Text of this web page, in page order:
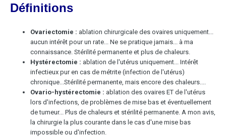
Définitions
Ovariectomie : ablation chirurgicale des ovaires uniquement...
aucun intérêt pour un rate... Ne se pratique jamais... à ma
connaissance. Stérilité permanente et plus de chaleurs.
Hystérectomie : ablation de l'utérus uniquement... Intérêt
infectieux pur en cas de métrite (infection de l'utérus)
chronique...Stérilité permanente, mais encore des chaleurs....
Ovario-hystérectomie : ablation des ovaires ET de l'utérus
lors d'infections, de problèmes de mise bas et éventuellement
de tumeur... Plus de chaleurs et stérilité permanente. A mon avis,
la chirurgie la plus courante dans le cas d'une mise bas
impossible ou d'infection.